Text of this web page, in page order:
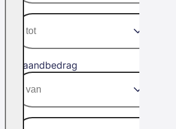
Maandbedrag